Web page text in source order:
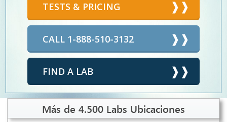
TESTS & PRICING
CALL 1-888-510-3132
FIND A LAB
Más de 4.500 Labs Ubicaciones